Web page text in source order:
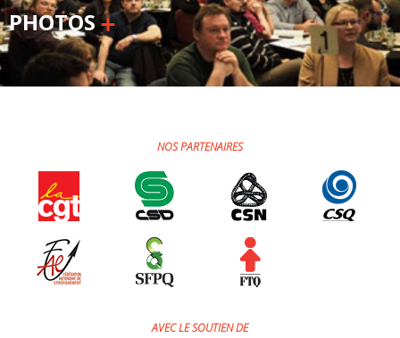
PHOTOS
NOS PARTENAIRES
AVEC LE SOUTIEN DE